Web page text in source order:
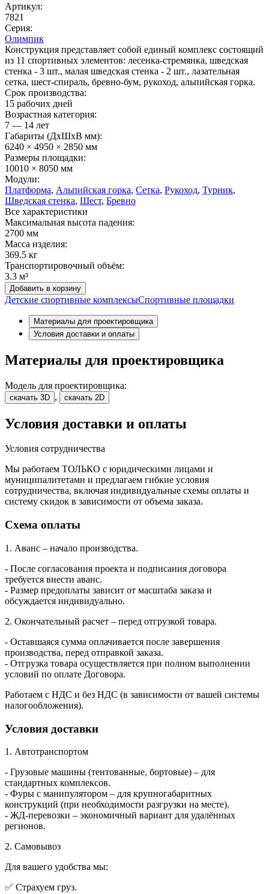
Артикул:
7821
Серия:
Олимпик
Конструкция представляет собой единый комплекс состоящий
из 11 спортивных элементов: лесенка-стремянка, шведская
стенка - 3 шт., малая шведская стенка - 2 шт., лазательная
сетка, шест-спираль, бревно-бум, рукоход, альпийская горка.
Срок производства:
15 рабочих дней
Возрастная категория:
7 — 14 лет
Габариты (ДхШxВ мм):
6240 × 4950 × 2850 мм
Размеры площадки:
10010 × 8050 мм
Модули:
Платформа, Альпийская горка, Сетка, Рукоход, Турник,
Шведская стенка, Шест, Бревно
Все характеристики
Максимальная высота падения:
2700 мм
Масса изделия:
369.5 кг
Транспортировочный объём:
3.3 м³
Добавить в корзину
Детские спортивные комплексыСпортивные площадки
Материалы для проектировщика
Условия доставки и оплаты
Материалы для проектировщика
Модель для проектировщика:
скачать 3D , скачать 2D
Условия доставки и оплаты
Условия сотрудничества
Мы работаем ТОЛЬКО с юридическими лицами и
муниципалитетами и предлагаем гибкие условия
сотрудничества, включая индивидуальные схемы оплаты и
систему скидок в зависимости от объема заказа.
Схема оплаты
1. Аванс – начало производства.
- После согласования проекта и подписания договора
требуется внести аванс.
- Размер предоплаты зависит от масштаба заказа и
обсуждается индивидуально.
2. Окончательный расчет – перед отгрузкой товара.
- Оставшаяся сумма оплачивается после завершения
производства, перед отправкой заказа.
- Отгрузка товара осуществляется при полном выполнении
условий по оплате Договора.
Работаем с НДС и без НДС (в зависимости от вашей системы
налогообложения).
Условия доставки
1. Автотранспортом
- Грузовые машины (тентованные, бортовые) – для
стандартных комплексов.
- Фуры с манипулятором – для крупногабаритных
конструкций (при необходимости разгрузки на месте).
- ЖД-перевозки – экономичный вариант для удалённых
регионов.
2. Самовывоз
Для вашего удобства мы:
✅ Страхуем груз.